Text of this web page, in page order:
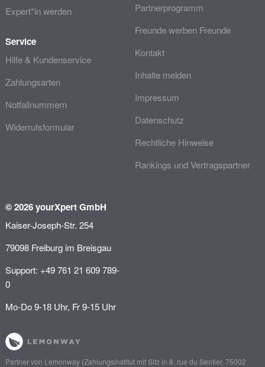
Expert*in werden
Service
Hilfe & Kundenservice
Zahlungsarten
Notfallnummern
Widerrufsformular
Partnerprogramm
Freunde werben Freunde
Kontakt
Inhalte melden
Impressum
Datenschutz
Rechtliche Hinweise
Rankings und Vertragspartner
© 2026 yourXpert GmbH
Kaiser-Joseph-Str. 254
79098 Freiburg im Breisgau
Support: +49 761 21 609 789-
0
Mo-Do 9-18 Uhr, Fr 9-15 Uhr
Partner von Lemonway(Zahlungsinstitut mit Sitz in 8, rue du Sentier, 75002